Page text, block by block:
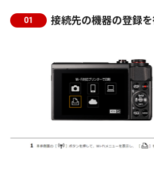
01 接続先の機器の登録